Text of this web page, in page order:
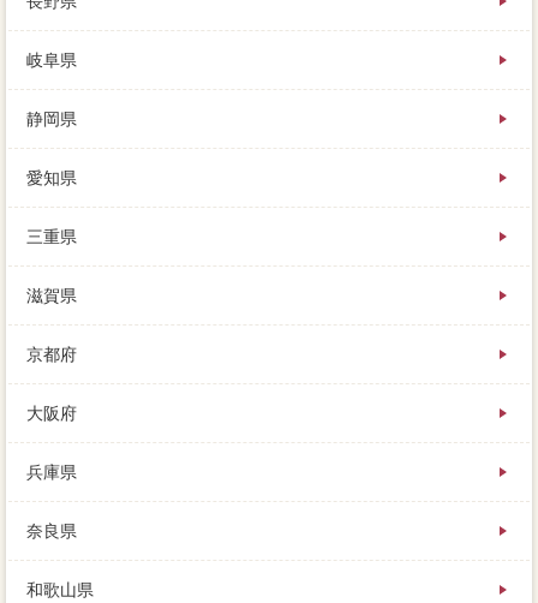
岐阜県
静岡県
愛知県
三重県
滋賀県
京都府
大阪府
兵庫県
奈良県
和歌山県